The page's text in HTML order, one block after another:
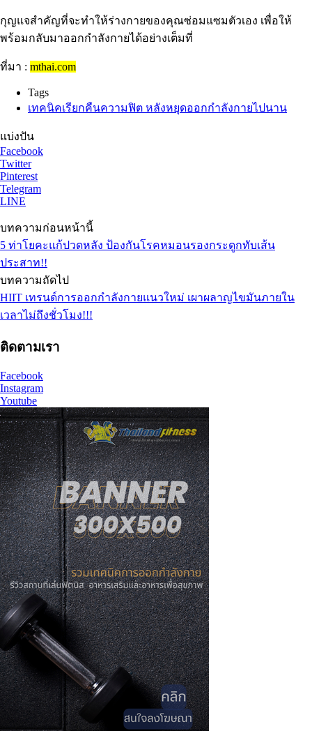
กุญแจสำคัญที่จะทำให้ร่างกายของคุณซ่อมแซมตัวเอง เพื่อให้
พร้อมกลับมาออกกำลังกายได้อย่างเต็มที่
ที่มา : mthai.com
Tags
เทคนิคเรียกคืนความฟิต หลังหยุดออกกำลังกายไปนาน
แบ่งปัน
Facebook
Twitter
Pinterest
Telegram
LINE
บทความก่อนหน้านี้
5 ท่าโยคะแก้ปวดหลัง ป้องกันโรคหมอนรองกระดูกทับเส้น
ประสาท!!
บทความถัดไป
HIIT เทรนด์การออกกำลังกายแนวใหม่ เผาผลาญไขมันภายใน
เวลาไม่ถึงชั่วโมง!!!
ติดตามเรา
Facebook
Instagram
Youtube